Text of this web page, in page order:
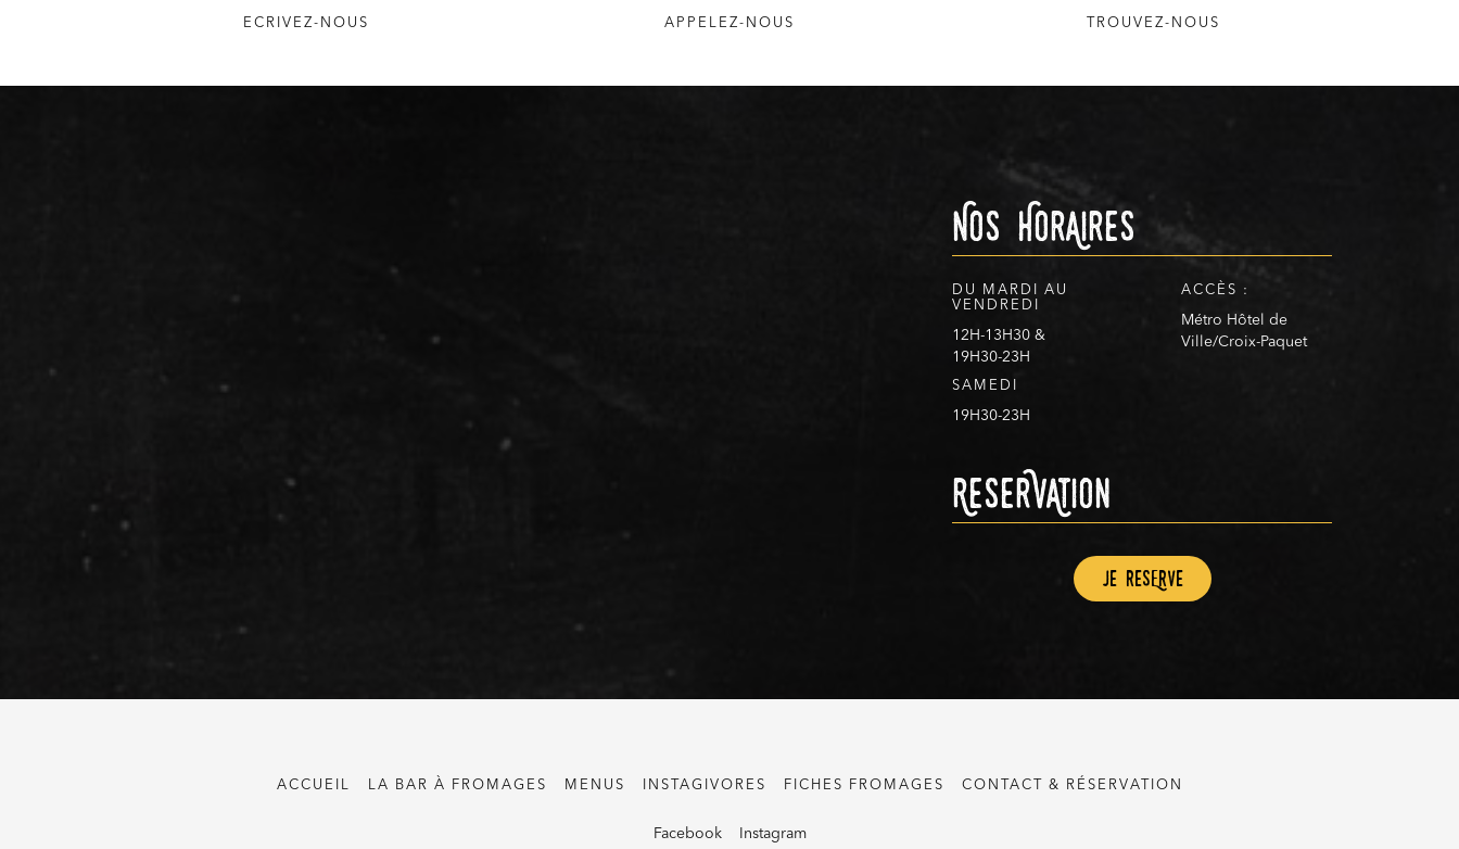
ECRIVEZ-NOUS APPELEZ-NOUS TROUVEZ-NOUS
Nos HorAires
DU MARDI AU
VENDREDI
12H-13H30 &
19H30-23H
SAMEDI
19H30-23H
ACCÈS :
Métro Hôtel de
Ville/Croix-Paquet
ReserVAtion
Je resErve
ACCUEIL LA BAR À FROMAGES MENUS INSTAGIVORES FICHES FROMAGES CONTACT & RÉSERVATION
Facebook Instagram